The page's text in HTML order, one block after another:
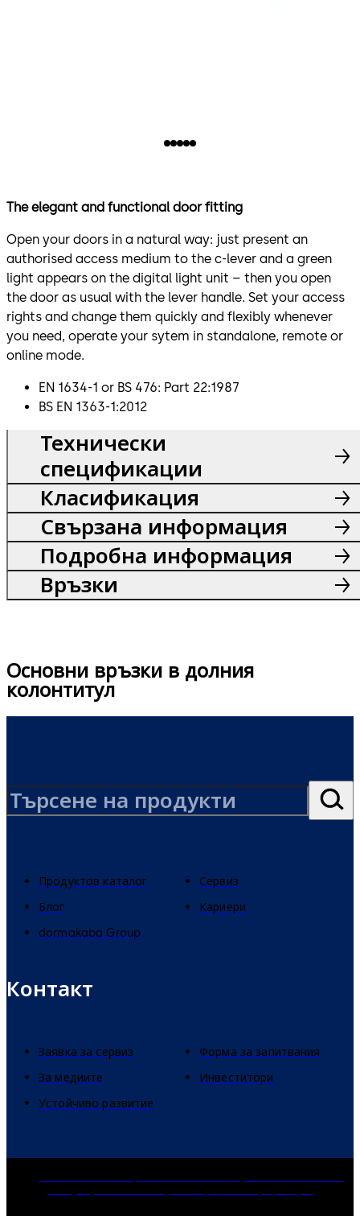
The elegant and functional door fitting
Open your doors in a natural way: just present an
authorised access medium to the c-lever and a green
light appears on the digital light unit – then you open
the door as usual with the lever handle. Set your access
rights and change them quickly and flexibly whenever
you need, operate your sytem in standalone, remote or
online mode.
EN 1634-1 or BS 476: Part 22:1987
BS EN 1363-1:2012
Технически
спецификации
Класификация
Свързана информация
Подробна информация
Връзки
Основни връзки в долния
колонтитул
Продуктов каталог
Сервиз
Блог
Кариери
dormakaba Group
Контакт
Заявка за сервиз
Форма за запитвания
За медиите
Инвеститори
Устойчиво развитие